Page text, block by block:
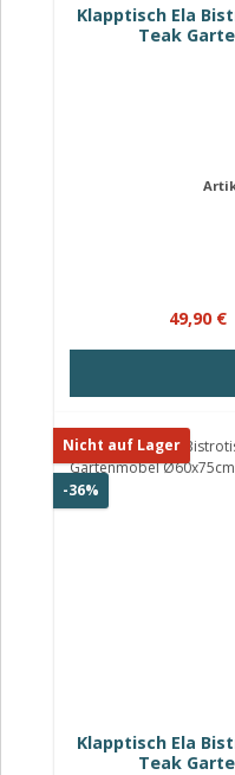
Klapptisch Ela
Teak
49,90 €
Nicht auf Lager
-36%
Klapptisch Ela
Teak